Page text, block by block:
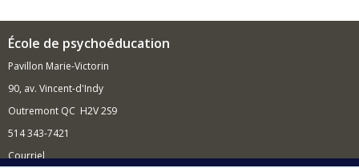
École de psychoéducation
Pavillon Marie-Victorin
90, av. Vincent-d'Indy
Outremont QC H2V 2S9
514 343-7421
Courriel